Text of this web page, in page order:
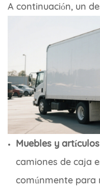
A continuación, un
Muebles y
camiones de caja
comúnmente para